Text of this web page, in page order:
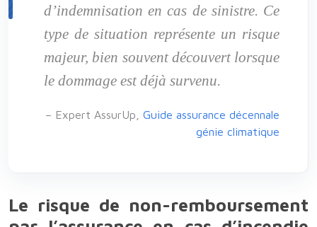
d’indemnisation en cas de sinistre. Ce
type de situation représente un risque
majeur, bien souvent découvert lorsque
le dommage est déjà survenu.
– Expert AssurUp, Guide assurance décennale
génie climatique
Le risque de non-remboursement